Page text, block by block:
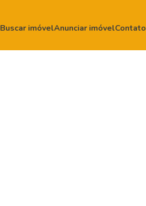
Buscar imóvelAnunciar imóvelContato